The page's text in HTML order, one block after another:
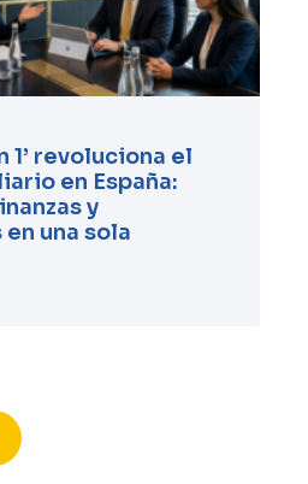
1’ revoluciona el
en España:
y
una sola